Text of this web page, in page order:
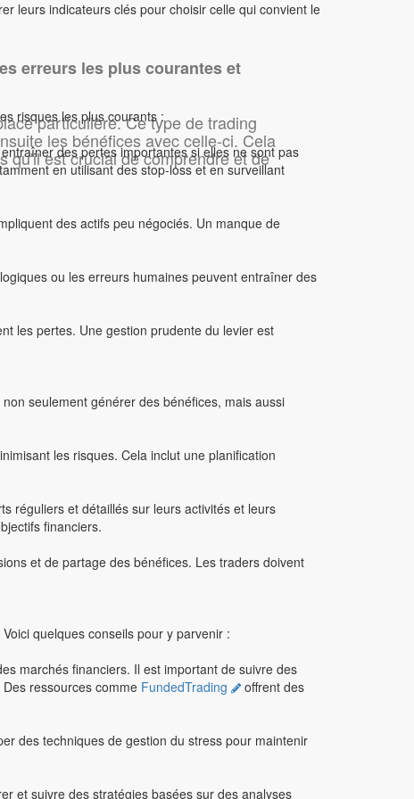
erreurs les plus courantes et
particulière. Ce type de trading
les bénéfices avec celle-ci. Cela
qu'il est crucial de comprendre et de
leurs indicateurs clés pour choisir celle qui convient le
risques les plus courants :
des pertes importantes si elles ne sont pas
en utilisant des stop-loss et en surveillant
des actifs peu négociés. Un manque de
ou les erreurs humaines peuvent entraîner des
les pertes. Une gestion prudente du levier est
seulement générer des bénéfices, mais aussi
les risques. Cela inclut une planification
réguliers et détaillés sur leurs activités et leurs
financiers.
et de partage des bénéfices. Les traders doivent
quelques conseils pour y parvenir :
marchés financiers. Il est important de suivre des
ressources comme FundedTrading
offrent des
des techniques de gestion du stress pour maintenir
et suivre des stratégies basées sur des analyses